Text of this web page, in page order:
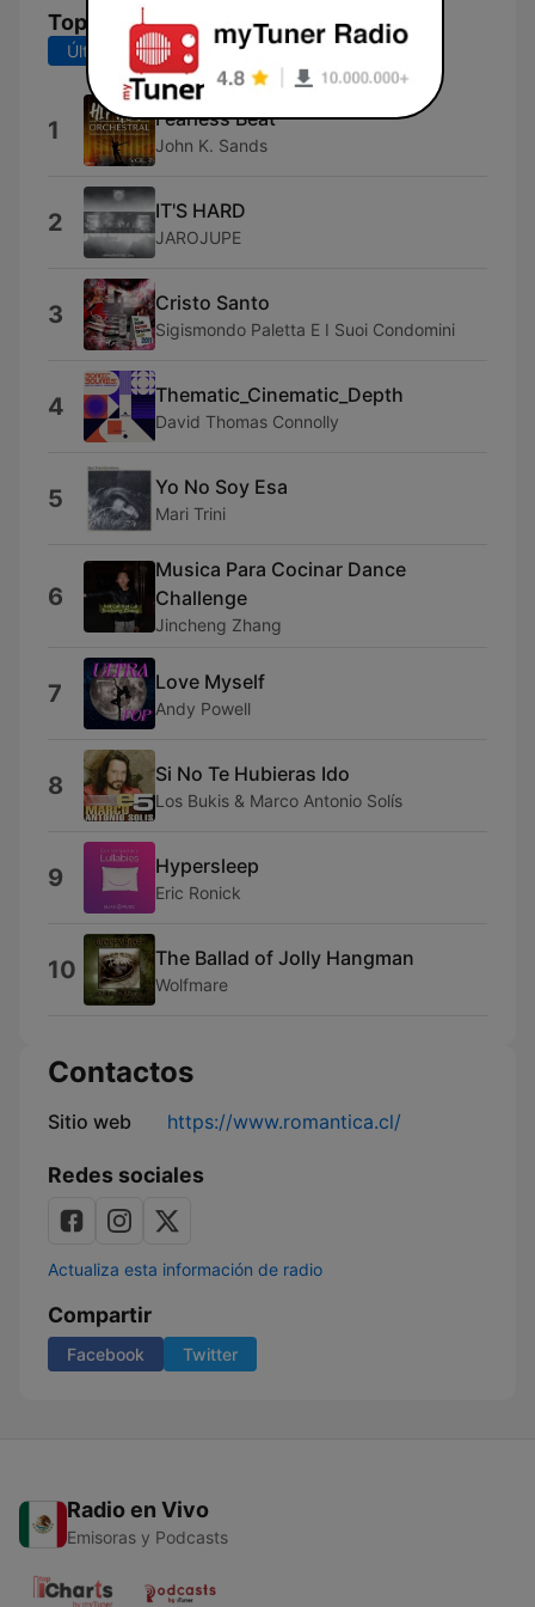
Top Canciones
Últimos 7 días Últimos 30 días
1 Fearless Beat
John K. Sands
2 IT'S HARD
JAROJUPE
3 Cristo Santo
Sigismondo Paletta E I Suoi Condomini
4 Thematic_Cinematic_Depth
David Thomas Connolly
5 Yo No Soy Esa
Mari Trini
6
Musica Para Cocinar Dance
Challenge
Jincheng Zhang
7 Love Myself
Andy Powell
8 Si No Te Hubieras Ido
Los Bukis & Marco Antonio Solís
9 Hypersleep
Eric Ronick
10 The Ballad of Jolly Hangman
Wolfmare
Contactos
Sitio web https://www.romantica.cl/
Redes sociales
Actualiza esta información de radio
Compartir
Facebook Twitter
Radio en Vivo
Emisoras y Podcasts